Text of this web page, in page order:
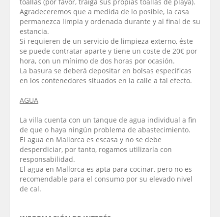
Agradeceremos que a medida de lo posible, la casa
permanezca limpia y ordenada durante y al final de su
estancia.
Si requieren de un servicio de limpieza externo, éste
se puede contratar aparte y tiene un coste de 20€ por
hora, con un mínimo de dos horas por ocasión.
La basura se deberá depositar en bolsas especificas
en los contenedores situados en la calle a tal efecto.
AGUA
La villa cuenta con un tanque de agua individual a fin
de que o haya ningún problema de abastecimiento.
El agua en Mallorca es escasa y no se debe
desperdiciar, por tanto, rogamos utilizarla con
responsabilidad.
El agua en Mallorca es apta para cocinar, pero no es
recomendable para el consumo por su elevado nivel
de cal.